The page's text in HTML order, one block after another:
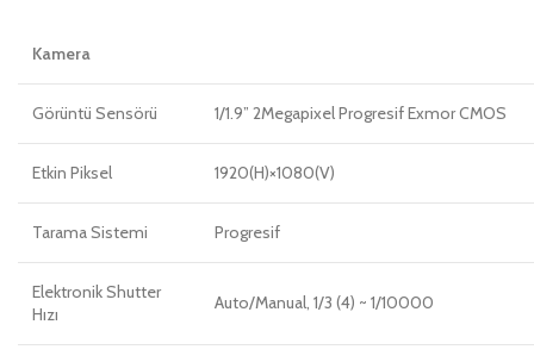
Kamera
Görüntü Sensörü 1/1.9” 2Megapixel Progresif Exmor CMOS
Etkin Piksel 1920(H)×1080(V)
Tarama Sistemi Progresif
Elektronik Shutter
Hızı
Auto/Manual, 1/3 (4) ~ 1/10000